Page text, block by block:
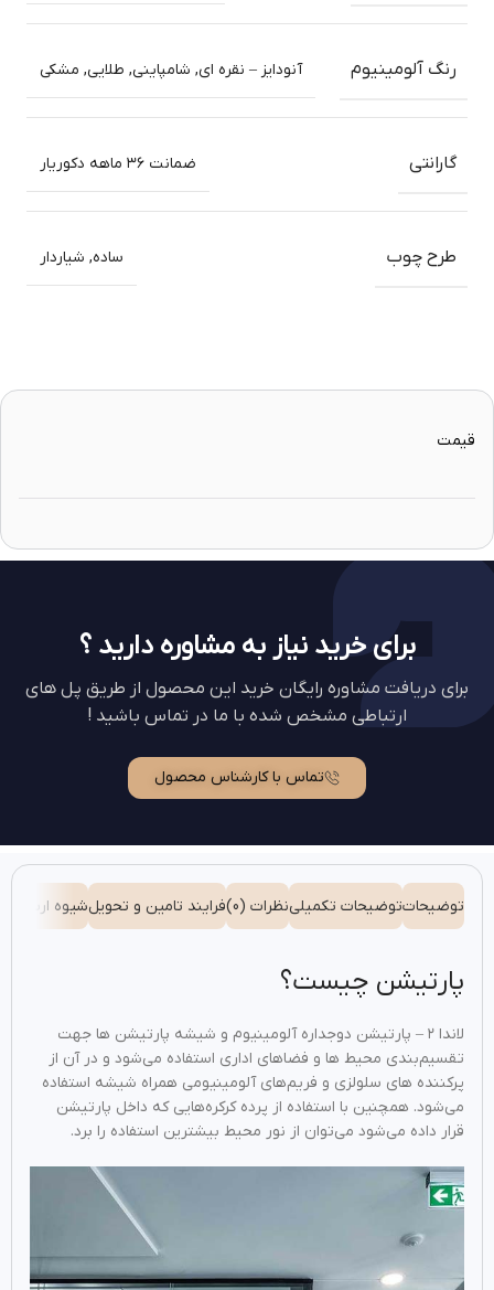
رنگ آلومینیوم آنودایز – نقره ای, شامپاینی, طلایی, مشکی
گارانتی ضمانت ۳۶ ماهه دکوریار
طرح چوب ساده, شیاردار
قیمت
برای خرید نیاز به مشاوره دارید ؟
برای دریافت مشاوره رایگان خرید این محصول از طریق پل های
ارتباطی مشخص شده با ما در تماس باشید !
تماس با کارشناس محصول
توضیحاتتوضیحات تکمیلینظرات (0) فرایند تامین و تحویلشیوه ارسال
پارتیشن چیست؟
لاندا ۲ – پارتیشن دوجداره آلومینیوم و شیشه پارتیشن ها جهت
تقسیم‌بندی محیط ها و فضاهای اداری استفاده می‌شود و در آن از
پرکننده های سلولزی و فریم‌های آلومینیومی همراه شیشه استفاده
می‌شود. همچنین با استفاده از پرده کرکره‌هایی که داخل پارتیشن
قرار داده می‌شود می‌توان از نور محیط بیشترین استفاده را برد.